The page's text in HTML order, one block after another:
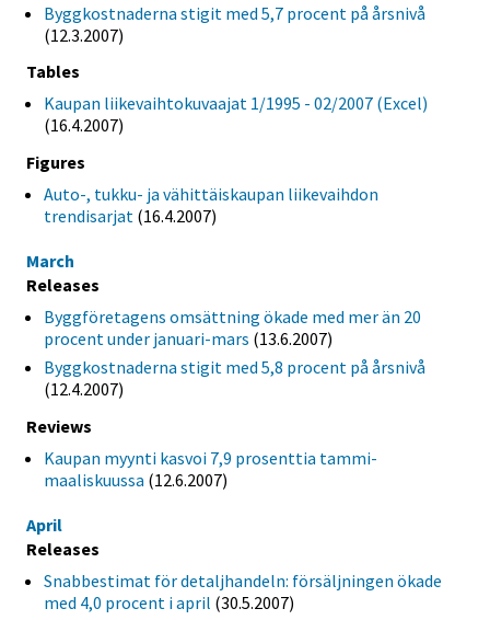
Byggkostnaderna stigit med 5,7 procent på årsnivå
(12.3.2007)
Tables
Kaupan liikevaihtokuvaajat 1/1995 - 02/2007 (Excel)
(16.4.2007)
Figures
Auto-, tukku- ja vähittäiskaupan liikevaihdon
trendisarjat (16.4.2007)
March
Releases
Byggföretagens omsättning ökade med mer än 20
procent under januari-mars (13.6.2007)
Byggkostnaderna stigit med 5,8 procent på årsnivå
(12.4.2007)
Reviews
Kaupan myynti kasvoi 7,9 prosenttia tammi-
maaliskuussa (12.6.2007)
April
Releases
Snabbestimat för detaljhandeln: försäljningen ökade
med 4,0 procent i april (30.5.2007)